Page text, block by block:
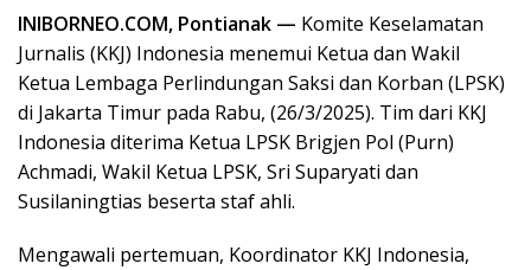
INIBORNEO.COM, Pontianak — Komite Keselamatan
Jurnalis (KKJ) Indonesia menemui Ketua dan Wakil
Ketua Lembaga Perlindungan Saksi dan Korban (LPSK)
di Jakarta Timur pada Rabu, (26/3/2025). Tim dari KKJ
Indonesia diterima Ketua LPSK Brigjen Pol (Purn)
Achmadi, Wakil Ketua LPSK, Sri Suparyati dan
Susilaningtias beserta staf ahli.
Mengawali pertemuan, Koordinator KKJ Indonesia,